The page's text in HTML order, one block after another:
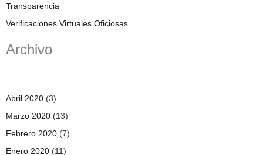
Transparencia
Verificaciones Virtuales Oficiosas
Archivo
Abril 2020 (3)
Marzo 2020 (13)
Febrero 2020 (7)
Enero 2020 (11)